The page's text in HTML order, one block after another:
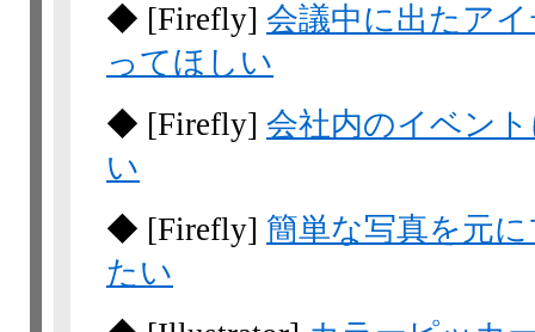
◆ [Firefly] 会議中に出たア
ってほしい
◆ [Firefly] 会社内のイベン
い
◆ [Firefly] 簡単な写真を元
たい